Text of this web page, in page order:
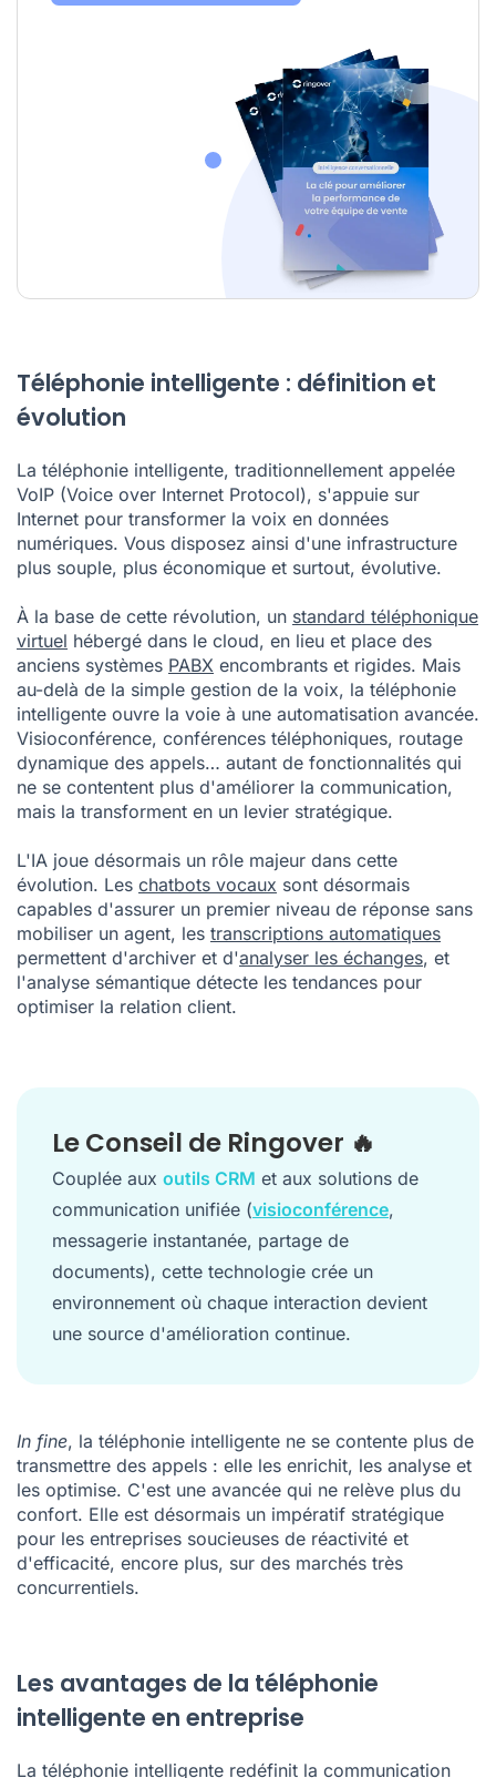
Téléphonie intelligente : définition et
évolution
La téléphonie intelligente, traditionnellement appelée
VoIP (Voice over Internet Protocol), s'appuie sur
Internet pour transformer la voix en données
numériques. Vous disposez ainsi d'une infrastructure
plus souple, plus économique et surtout, évolutive.
À la base de cette révolution, un standard téléphonique
virtuel hébergé dans le cloud, en lieu et place des
anciens systèmes PABX encombrants et rigides. Mais
au-delà de la simple gestion de la voix, la téléphonie
intelligente ouvre la voie à une automatisation avancée.
Visioconférence, conférences téléphoniques, routage
dynamique des appels… autant de fonctionnalités qui
ne se contentent plus d'améliorer la communication,
mais la transforment en un levier stratégique.
L'IA joue désormais un rôle majeur dans cette
évolution. Les chatbots vocaux sont désormais
capables d'assurer un premier niveau de réponse sans
mobiliser un agent, les transcriptions automatiques
permettent d'archiver et d'analyser les échanges, et
l'analyse sémantique détecte les tendances pour
optimiser la relation client.
Le Conseil de Ringover 🔥
Couplée aux outils CRM et aux solutions de
communication unifiée (visioconférence,
messagerie instantanée, partage de
documents), cette technologie crée un
environnement où chaque interaction devient
une source d'amélioration continue.
In fine, la téléphonie intelligente ne se contente plus de
transmettre des appels : elle les enrichit, les analyse et
les optimise. C'est une avancée qui ne relève plus du
confort. Elle est désormais un impératif stratégique
pour les entreprises soucieuses de réactivité et
d'efficacité, encore plus, sur des marchés très
concurrentiels.
Les avantages de la téléphonie
intelligente en entreprise
La téléphonie intelligente redéfinit la communication